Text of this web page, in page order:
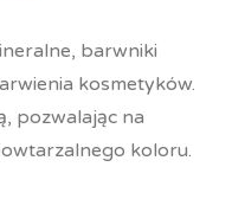
barwniki
kosmetyków.
pozwalając na
koloru.